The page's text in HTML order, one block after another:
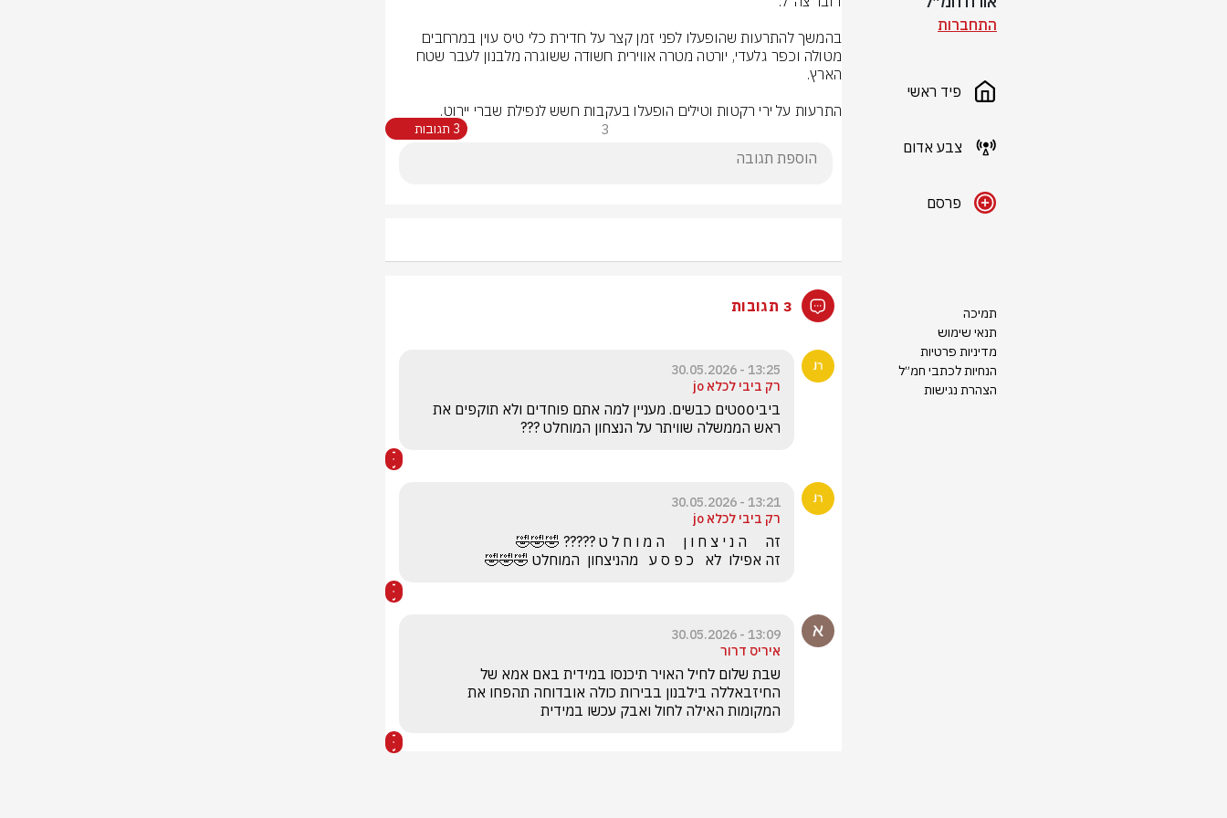
התחברות
פיד ראשי
צבע אדום
פרסם
תמיכה
תנאי שימוש
מדיניות פרטיות
הנחיות לכתבי חמ״ל
הצהרת נגישות
התרעות על ירי רקטות וטילים הופעלו בעקבות חשש לנפילת שברי יירוט.
3 3 תגובות
3 תגובות
13:25 - 30.05.2026
רק ביבי לכלא jo
ראש הממשלה שוויתר על הנצחון המוחלט ???
13:21 - 30.05.2026
רק ביבי לכלא jo
זה אפילו  לא   כ פ ס ע   מהניצחון  המוחלט 🤣🤣🤣
13:09 - 30.05.2026
איריס דרור
המקומות האילה לחול ואבק עכשו במידית